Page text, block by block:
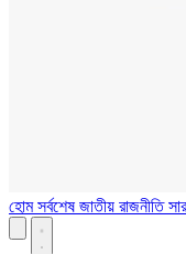
হোমসর্বশেষজাতীয় রাজনীতি